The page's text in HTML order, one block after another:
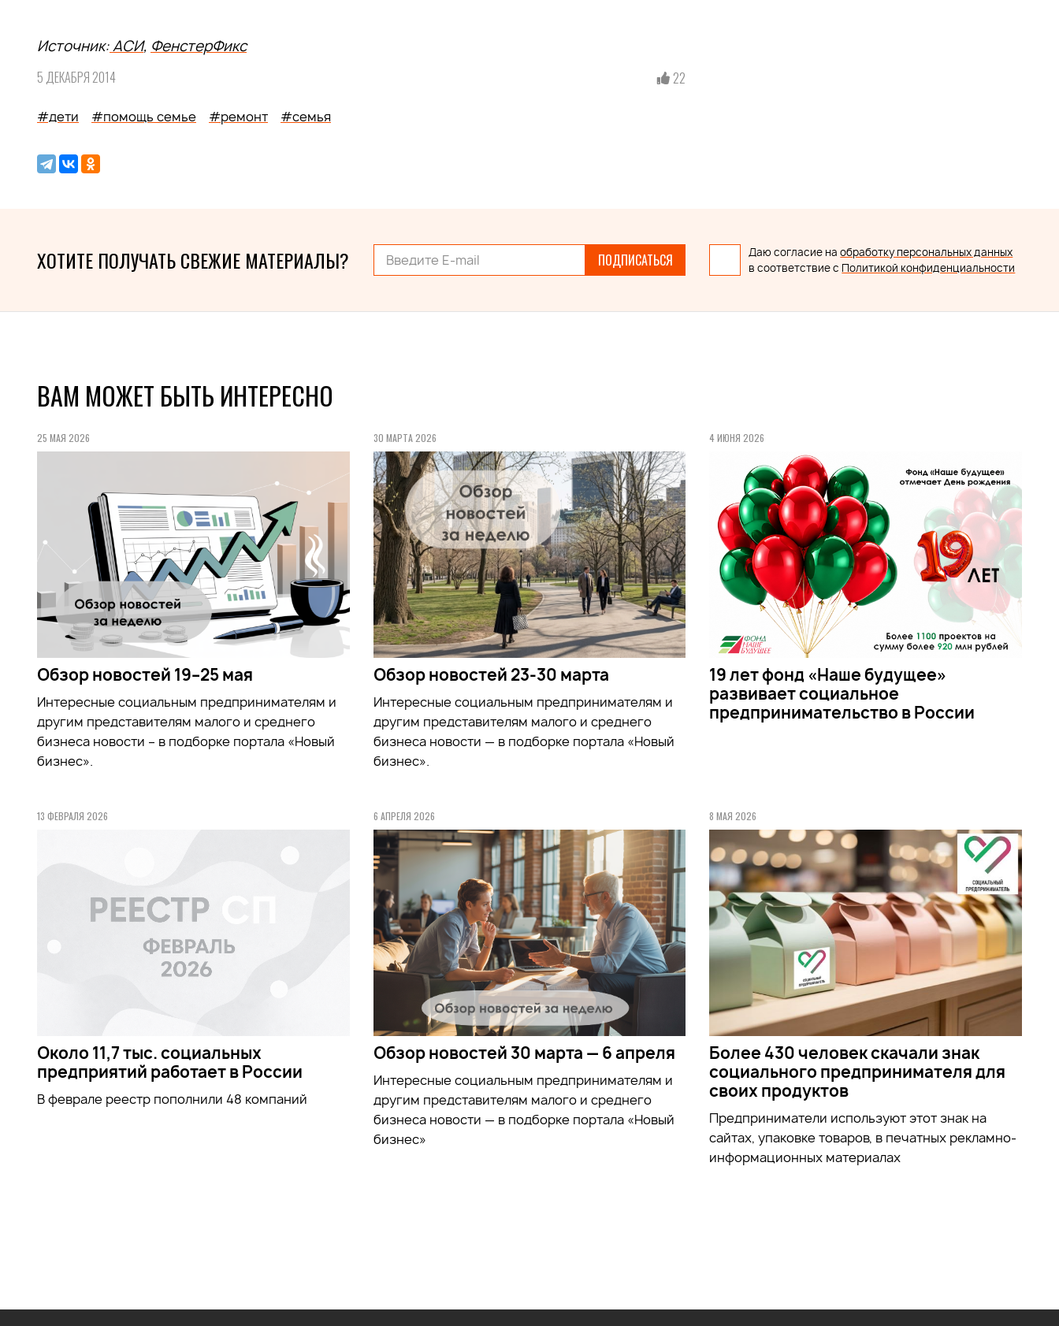
Источник:АСИ, ФенстерФикс
5 ДЕКАБРЯ 2014 22
#дети #помощь семье #ремонт #семья
ХОТИТЕ ПОЛУЧАТЬ СВЕЖИЕ МАТЕРИАЛЫ? ПОДПИСАТЬСЯ Даю согласие наобработку персональных данных
в соответствие с Политикой конфиденциальности
ВАМ МОЖЕТ БЫТЬ ИНТЕРЕСНО
25 МАЯ 2026
Обзор новостей 19–25 мая
Интересные социальным предпринимателям и
другим представителям малого и среднего
бизнеса новости – в подборке портала «Новый
бизнес».
30 МАРТА 2026
Обзор новостей 23-30 марта
Интересные социальным предпринимателям и
другим представителям малого и среднего
бизнеса новости — в подборке портала «Новый
бизнес».
4 ИЮНЯ 2026
19 лет фонд «Наше будущее»
развивает социальное
предпринимательство в России
13 ФЕВРАЛЯ 2026
Около 11,7 тыс. социальных
предприятий работает в России
В феврале реестр пополнили 48 компаний
6 АПРЕЛЯ 2026
Обзор новостей 30 марта — 6 апреля
Интересные социальным предпринимателям и
другим представителям малого и среднего
бизнеса новости — в подборке портала «Новый
бизнес»
8 МАЯ 2026
Более 430 человек скачали знак
социального предпринимателя для
своих продуктов
Предприниматели используют этот знак на
сайтах, упаковке товаров, в печатных рекламно-
информационных материалах